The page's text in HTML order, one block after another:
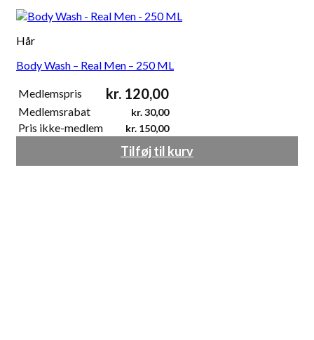
Hår
Body Wash – Real Men – 250 ML
Medlemspris kr. 120,00
Medlemsrabat kr.30,00
Pris ikke-medlem kr. 150,00
Tilføj til kurv